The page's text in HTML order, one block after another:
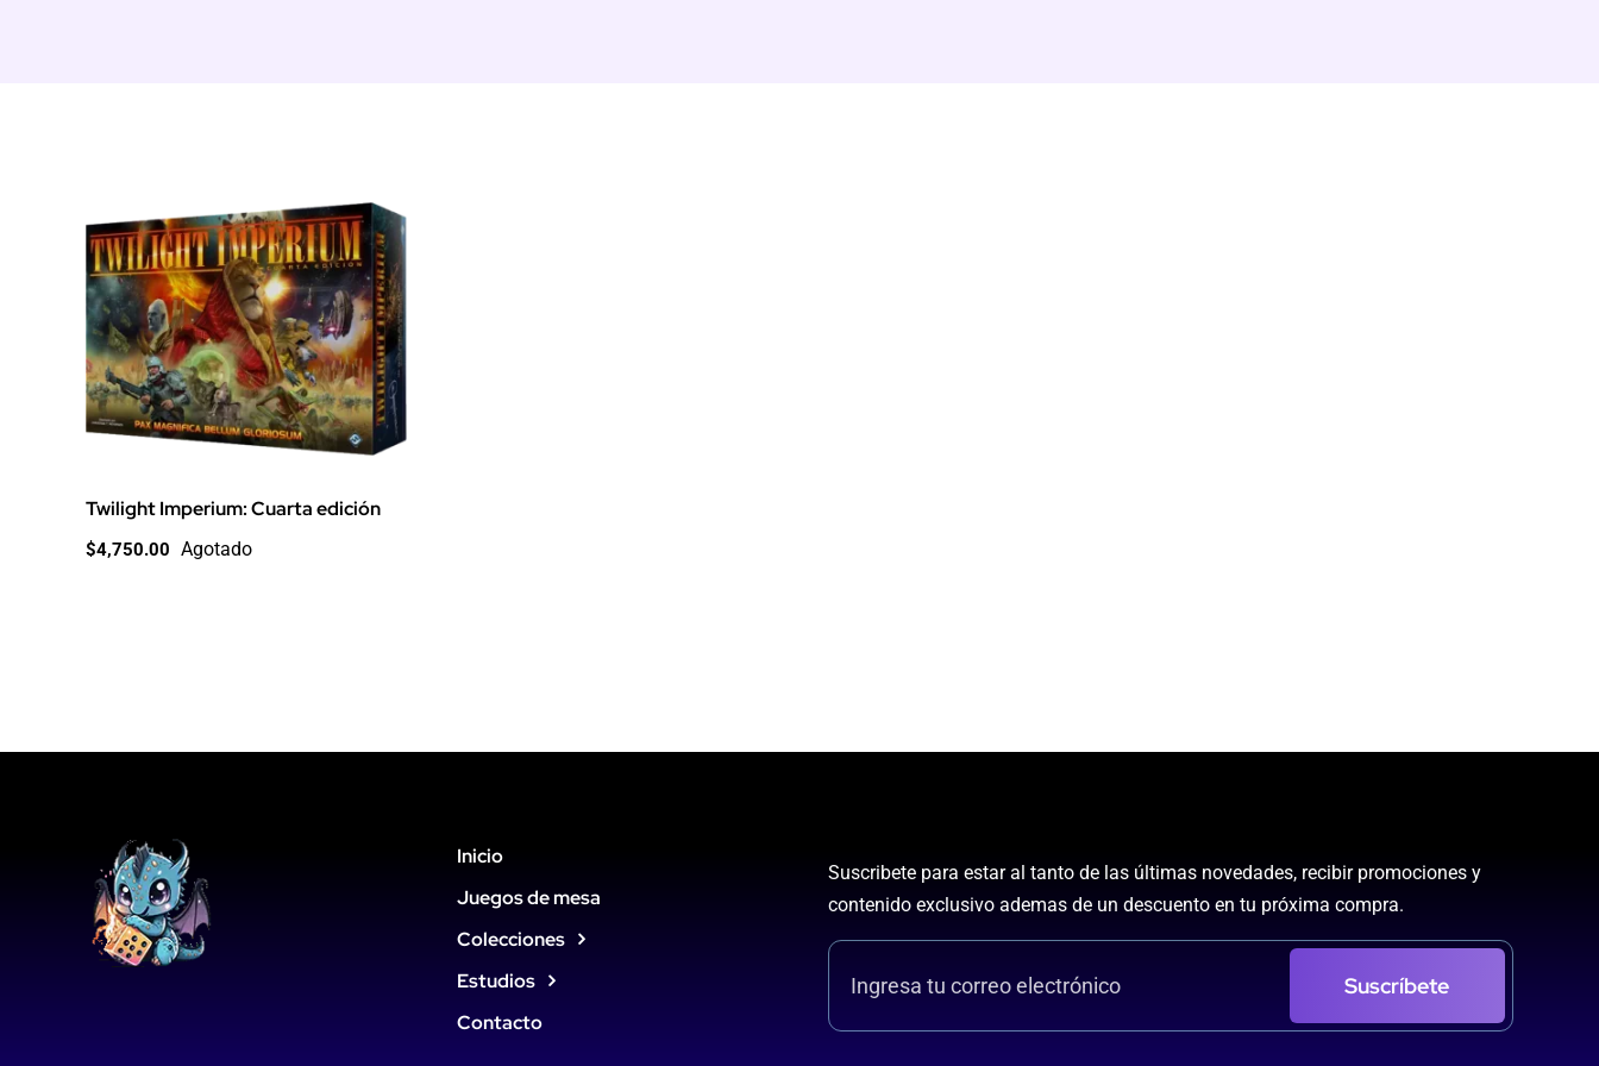
Twilight Imperium: Cuarta edición
$4,750.00 Agotado
Inicio
Juegos de mesa
Colecciones
Estudios
Contacto
Suscribete para estar al tanto de las últimas novedades, recibir promociones y
contenido exclusivo ademas de un descuento en tu próxima compra.
Suscríbete